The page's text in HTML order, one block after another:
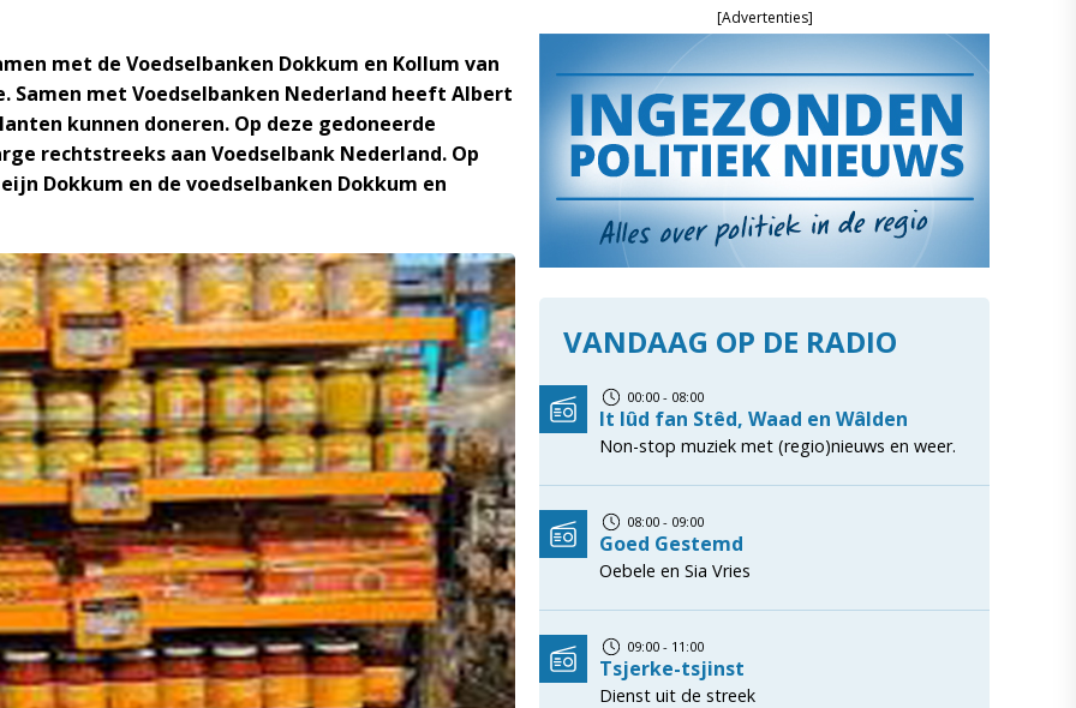
met de Voedselbanken Dokkum en Kollum van
met Voedselbanken Nederland heeft Albert
kunnen doneren. Op deze gedoneerde
rechtstreeks aan Voedselbank Nederland. Op
Dokkum en de voedselbanken Dokkum en
[Advertenties]
VANDAAG OP DE RADIO
00:00 - 08:00
It lûd fan Stêd, Waad en Wâlden
Non-stop muziek met (regio)nieuws en weer.
08:00 - 09:00
Goed Gestemd
Oebele en Sia Vries
09:00 - 11:00
Tsjerke-tsjinst
Dienst uit de streek